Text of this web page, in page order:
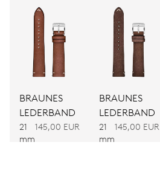
ABMESSUNGEN
Ø 25.60 mm, 11 1/2’’’
AUFZUG
Automatischer Aufzug
FREQUENZ
28.800 A/h, 4 Hz
BRAUNES
LEDERBAND
21
mm
145,00 EUR
BRAUNES
LEDERBAND
21
mm
145,00 EUR